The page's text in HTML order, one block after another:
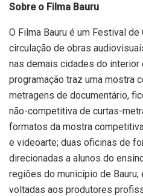
Sobre o Filma Bauru
O Filma Bauru é um Festival
circulação de obras
nas demais cidades do interior
programação traz uma mostra
metragens de documentário,
não-competitiva de curtas-
formatos da mostra
e videoarte; duas oficinas de
direcionadas a alunos do
regiões do município de
voltadas aos produtores